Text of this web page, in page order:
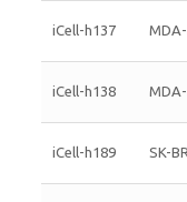
iCell-h137
iCell-h138
iCell-h189 SK-